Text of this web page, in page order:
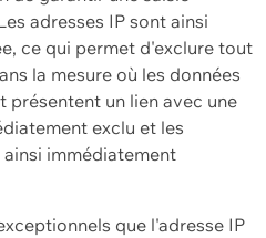
adresses IP sont ainsi
ce qui permet d'exclure tout
la mesure où les données
un lien avec une
exclu et les
immédiatement
que l'adresse IP